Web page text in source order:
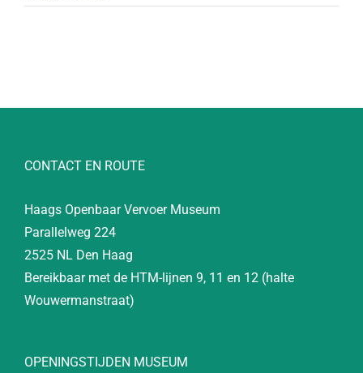
CONTACT EN ROUTE
Haags Openbaar Vervoer Museum
Parallelweg 224
2525 NL Den Haag
Bereikbaar met de HTM-lijnen 9, 11 en 12 (halte
Wouwermanstraat)
OPENINGSTIJDEN MUSEUM